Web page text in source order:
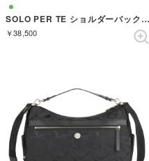
SOLO PER TE ショルダーバック （LEAF GREEN）
￥38,500